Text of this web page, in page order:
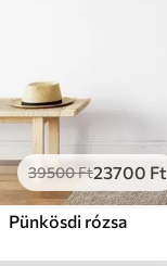
39500Ft23700 Ft
Pünkösdi rózsa